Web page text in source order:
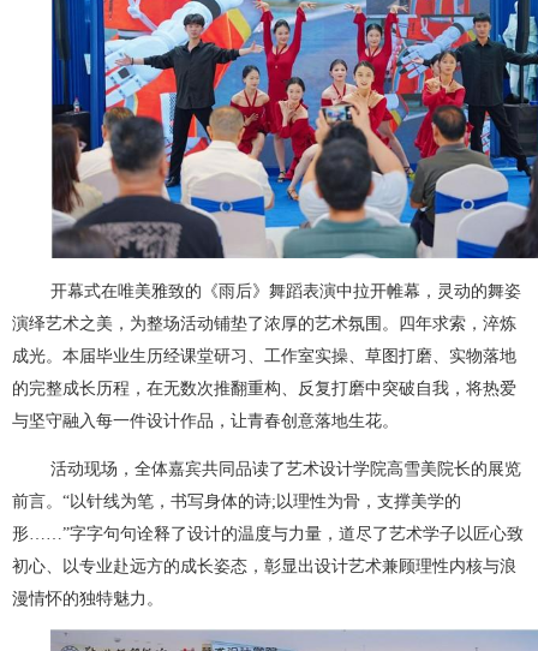
开幕式在唯美雅致的《雨后》舞蹈表演中拉开帷幕，灵动的舞姿
演绎艺术之美，为整场活动铺垫了浓厚的艺术氛围。四年求索，淬炼
成光。本届毕业生历经课堂研习、工作室实操、草图打磨、实物落地
的完整成长历程，在无数次推翻重构、反复打磨中突破自我，将热爱
与坚守融入每一件设计作品，让青春创意落地生花。
活动现场，全体嘉宾共同品读了艺术设计学院高雪美院长的展览
前言。“以针线为笔，书写身体的诗;以理性为骨，支撑美学的
形……”字字句句诠释了设计的温度与力量，道尽了艺术学子以匠心致
初心、以专业赴远方的成长姿态，彰显出设计艺术兼顾理性内核与浪
漫情怀的独特魅力。